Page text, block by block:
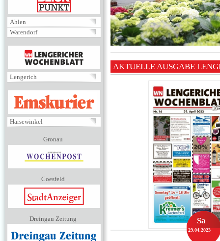
Ahlen
Warendorf
MENÜ
Lengerich
EMSKURIER
Harsewinkel
Gronau
Coesfeld
Dreingau Zeitung
AKTUELLE AUSGABE
Sa
29.04.2023